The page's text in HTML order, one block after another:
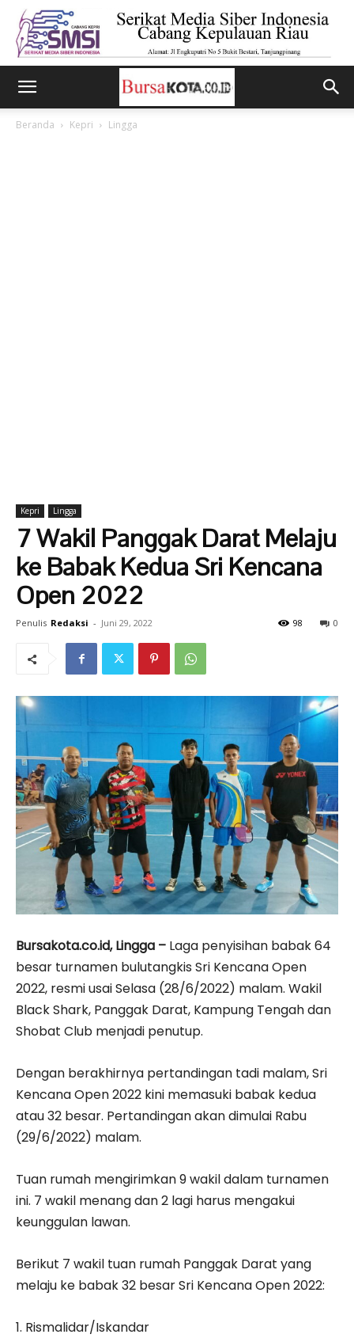
Beranda Kepri Lingga
Kepri Lingga
7 Wakil Panggak Darat Melaju
ke Babak Kedua Sri Kencana
Open 2022
Penulis Redaksi - Juni 29, 2022 0
98
Bursakota.co.id, Lingga – Laga penyisihan babak 64
besar turnamen bulutangkis Sri Kencana Open
2022, resmi usai Selasa (28/6/2022) malam. Wakil
Black Shark, Panggak Darat, Kampung Tengah dan
Shobat Club menjadi penutup.
Dengan berakhirnya pertandingan tadi malam, Sri
Kencana Open 2022 kini memasuki babak kedua
atau 32 besar. Pertandingan akan dimulai Rabu
(29/6/2022) malam.
Tuan rumah mengirimkan 9 wakil dalam turnamen
ini. 7 wakil menang dan 2 lagi harus mengakui
keunggulan lawan.
Berikut 7 wakil tuan rumah Panggak Darat yang
melaju ke babak 32 besar Sri Kencana Open 2022:
1. Rismalidar/Iskandar